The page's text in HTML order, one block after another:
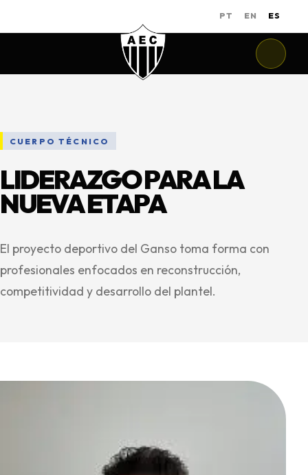
PT EN ES
CUERPO TÉCNICO
LIDERAZGO PARA LA
NUEVA ETAPA
El proyecto deportivo del Ganso toma forma con
profesionales enfocados en reconstrucción,
competitividad y desarrollo del plantel.